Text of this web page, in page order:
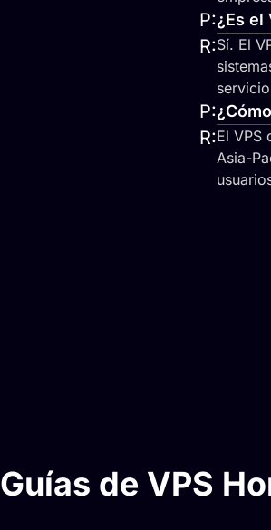
P:¿Es el
R:Sí. El
P:
R:El VPS
Asia-
Guías de VPS